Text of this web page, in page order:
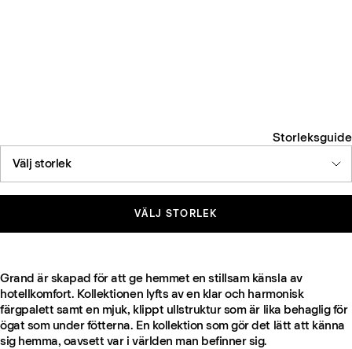
Storleksguide
Välj storlek
VÄLJ STORLEK
Grand är skapad för att ge hemmet en stillsam känsla av
hotellkomfort. Kollektionen lyfts av en klar och harmonisk
färgpalett samt en mjuk, klippt ullstruktur som är lika behaglig för
ögat som under fötterna. En kollektion som gör det lätt att känna
sig hemma, oavsett var i världen man befinner sig.